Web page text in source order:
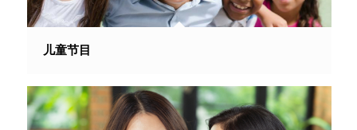
儿童节目